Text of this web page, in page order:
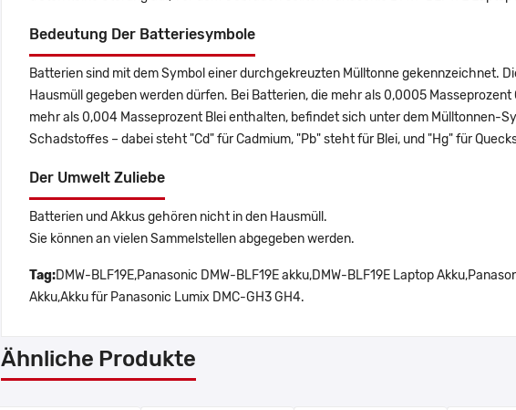
Bedeutung Der Batteriesymbole
Batterien sind mit dem Symbol einer durchgekreuzten Mülltonne gekennzeichnet.
Hausmüll gegeben werden dürfen. Bei Batterien, die mehr als 0,0005
mehr als 0,004 Masseprozent Blei enthalten, befindet sich unter dem Mülltonnen-
Schadstoffes – dabei steht "Cd" für Cadmium, "Pb" steht für Blei, und "Hg" für
Der Umwelt Zuliebe
Batterien und Akkus gehören nicht in den Hausmüll.
Sie können an vielen Sammelstellen abgegeben werden.
Tag:DMW-BLF19E,Panasonic DMW-BLF19E akku,DMW-BLF19E Laptop
Akku,Akku für Panasonic Lumix DMC-GH3 GH4.
Ähnliche Produkte